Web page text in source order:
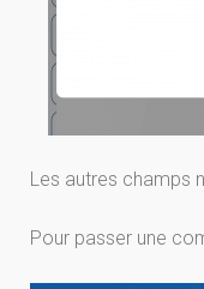
Les autres champs
Pour passer une